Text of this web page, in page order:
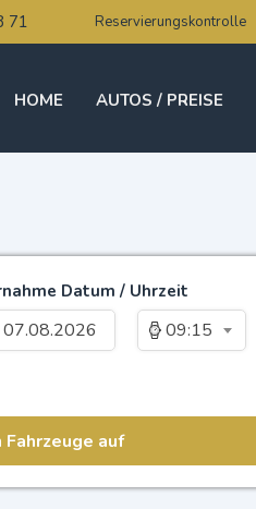
71 Reservierungskontrolle
HOME AUTOS / PREISE
Datum / Uhrzeit
09:15